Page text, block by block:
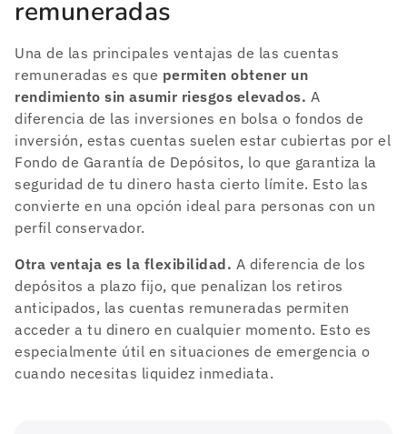
remuneradas
Una de las principales ventajas de las cuentas
remuneradas es que permiten obtener un
rendimiento sin asumir riesgos elevados. A
diferencia de las inversiones en bolsa o fondos de
inversión, estas cuentas suelen estar cubiertas por el
Fondo de Garantía de Depósitos, lo que garantiza la
seguridad de tu dinero hasta cierto límite. Esto las
convierte en una opción ideal para personas con un
perfil conservador.
Otra ventaja es la flexibilidad. A diferencia de los
depósitos a plazo fijo, que penalizan los retiros
anticipados, las cuentas remuneradas permiten
acceder a tu dinero en cualquier momento. Esto es
especialmente útil en situaciones de emergencia o
cuando necesitas liquidez inmediata.